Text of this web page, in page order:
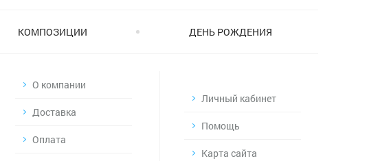
КОМПОЗИЦИИ ДЕНЬ РОЖДЕНИЯ
О компании
Доставка
Оплата
Личный кабинет
Помощь
Карта сайта